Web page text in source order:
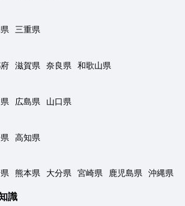
三重県
滋賀県 奈良県
和歌山県
広島県
山口県
高知県
熊本県 大分県 宮崎県 鹿児島県 沖縄県
識